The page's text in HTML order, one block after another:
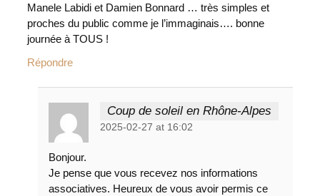
Manele Labidi et Damien Bonnard … très simples et
proches du public comme je l’immaginais…. bonne
journée à TOUS !
Répondre
Coup de soleil en Rhône-Alpes
2025-02-27 at 16:02
Bonjour.
Je pense que vous recevez nos informations
associatives. Heureux de vous avoir permis ce